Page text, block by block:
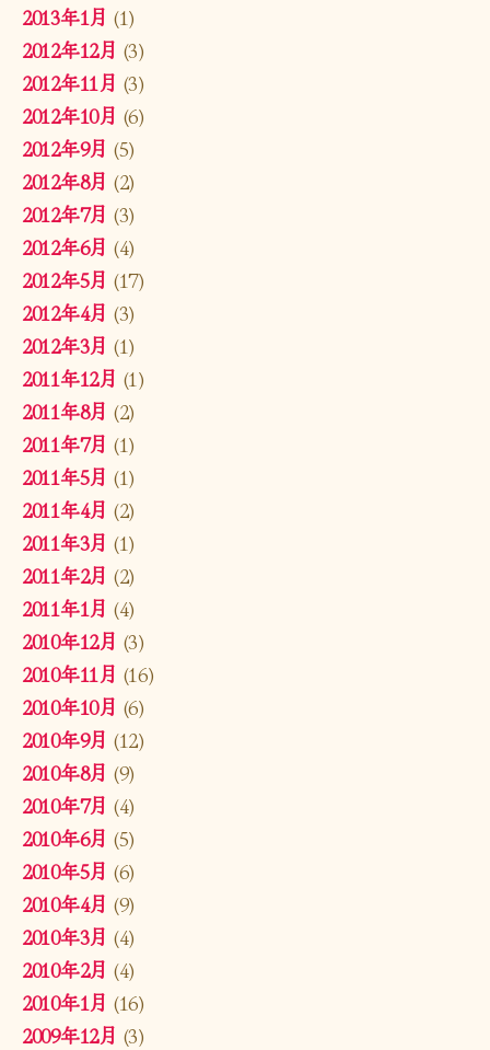
2013年1月 (1)
2012年12月 (3)
2012年11月 (3)
2012年10月 (6)
2012年9月 (5)
2012年8月 (2)
2012年7月 (3)
2012年6月 (4)
2012年5月 (17)
2012年4月 (3)
2012年3月 (1)
2011年12月 (1)
2011年8月 (2)
2011年7月 (1)
2011年5月 (1)
2011年4月 (2)
2011年3月 (1)
2011年2月 (2)
2011年1月 (4)
2010年12月 (3)
2010年11月 (16)
2010年10月 (6)
2010年9月 (12)
2010年8月 (9)
2010年7月 (4)
2010年6月 (5)
2010年5月 (6)
2010年4月 (9)
2010年3月 (4)
2010年2月 (4)
2010年1月 (16)
2009年12月 (3)